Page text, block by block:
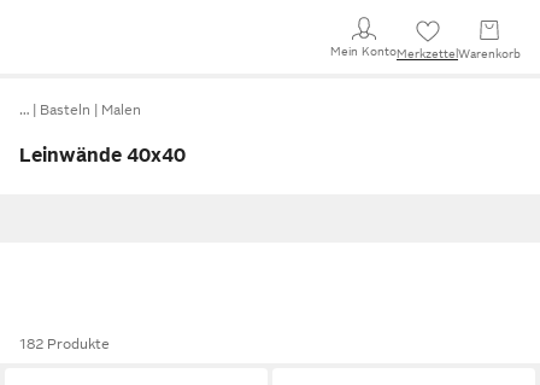
Mein KontoMerkzettel Warenkorb
… Basteln Malen
Leinwände 40x40
182 Produkte